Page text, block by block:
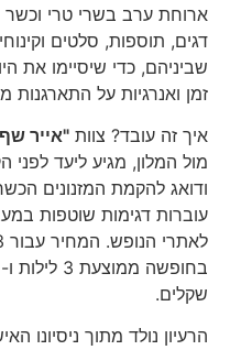
ארוחת ערב בשרי טרי וכשר
דגים, תוספות, סלטים
שביניהם, כדי שיסיימו את
זמן ואנרגיות על התארגנות
איך זה עובד? צוות "אייר שף
מול המלון, מגיע ליעד
ודואג להקמת המזנונים
עוברות דגימות שוטפות
שקלים.
הרעיון נולד מתוך ניסיונו